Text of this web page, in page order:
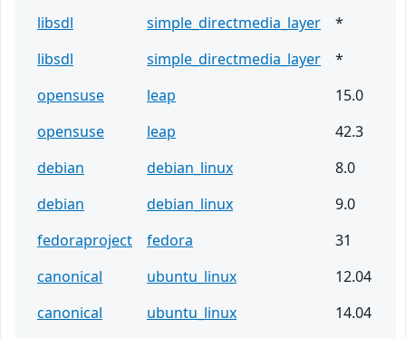
libsdl simple_directmedia_layer
*
libsdl
simple_directmedia_layer
*
opensuse
leap
15.0
opensuse
leap
42.3
debian
debian_linux
8.0
debian
debian_linux
9.0
fedoraproject
fedora
31
canonical
ubuntu_linux
12.04
canonical
ubuntu_linux
14.04